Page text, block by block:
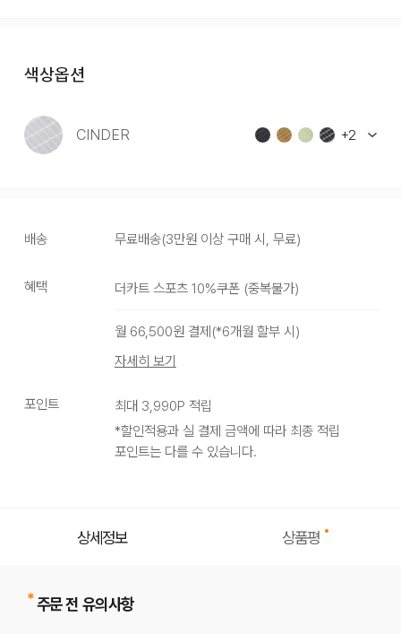
색상옵션
CINDER +2
STEALTH
BLACK
OAK
배송 무료배송(3만원 이상 구매 시, 무료)
혜택 더카트 스포츠 10%쿠폰(중복불가)
월 66,500원 결제(*6개월 할부 시)
자세히 보기
포인트 최대 3,990P 적립
*할인적용과 실 결제 금액에 따라 최종 적립
포인트는 다를 수 있습니다.
상세정보 상품평
주문 전 유의사항